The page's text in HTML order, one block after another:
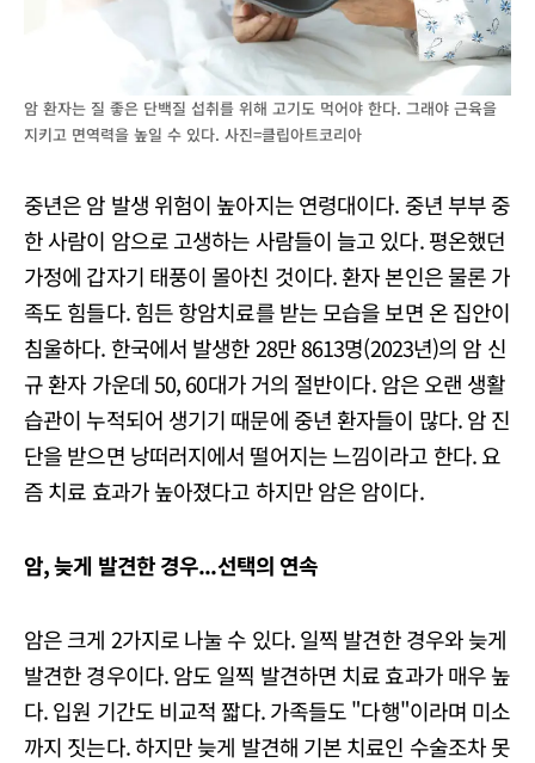
암 환자는 질 좋은 단백질 섭취를 위해 고기도 먹어야 한다. 그래야 근육을
지키고 면역력을 높일 수 있다. 사진=클립아트코리아
중년은 암 발생 위험이 높아지는 연령대이다. 중년 부부 중
한 사람이 암으로 고생하는 사람들이 늘고 있다. 평온했던
가정에 갑자기 태풍이 몰아친 것이다. 환자 본인은 물론 가
족도 힘들다. 힘든 항암치료를 받는 모습을 보면 온 집안이
침울하다. 한국에서 발생한 28만 8613명(2023년)의 암 신
규 환자 가운데 50, 60대가 거의 절반이다. 암은 오랜 생활
습관이 누적되어 생기기 때문에 중년 환자들이 많다. 암 진
단을 받으면 낭떠러지에서 떨어지는 느낌이라고 한다. 요
즘 치료 효과가 높아졌다고 하지만 암은 암이다.
암, 늦게 발견한 경우...선택의 연속
암은 크게 2가지로 나눌 수 있다. 일찍 발견한 경우와 늦게
발견한 경우이다. 암도 일찍 발견하면 치료 효과가 매우 높
다. 입원 기간도 비교적 짧다. 가족들도 "다행"이라며 미소
까지 짓는다. 하지만 늦게 발견해 기본 치료인 수술조차 못